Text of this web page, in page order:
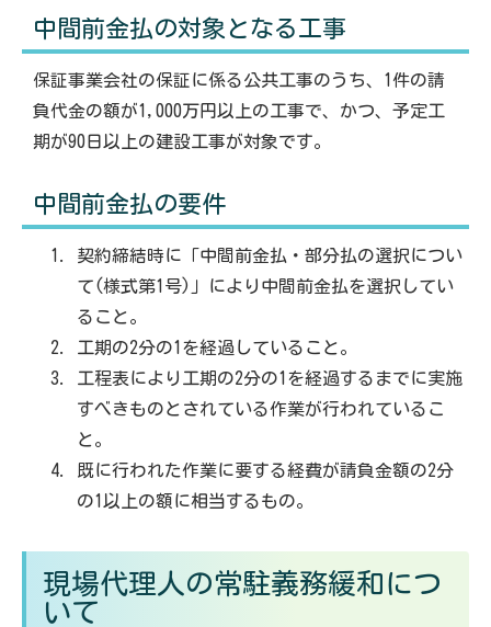
中間前金払の対象となる工事
保証事業会社の保証に係る公共工事のうち、1件の請
負代金の額が1,000万円以上の工事で、かつ、予定工
期が90日以上の建設工事が対象です。
中間前金払の要件
契約締結時に「中間前金払・部分払の選択につい
て(様式第1号)」により中間前金払を選択してい
ること。
工期の2分の1を経過していること。
工程表により工期の2分の1を経過するまでに実施
すべきものとされている作業が行われているこ
と。
既に行われた作業に要する経費が請負金額の2分
の1以上の額に相当するもの。
現場代理人の常駐義務緩和につ
いて